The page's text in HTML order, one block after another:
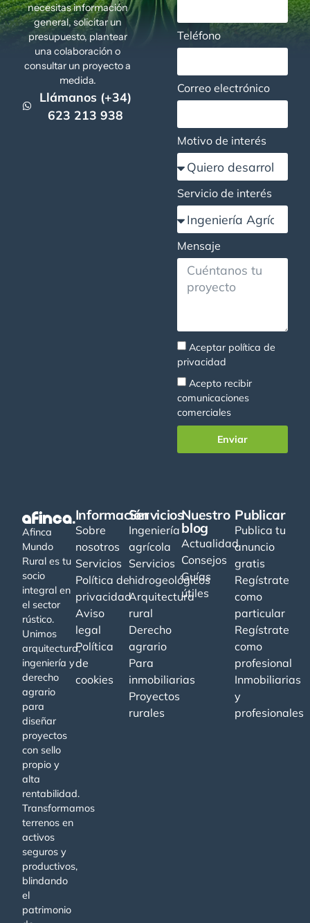
necesitas información
general, solicitar un
presupuesto, plantear
una colaboración o
consultar un proyecto a
medida.
Llámanos (+34)
623 213 938
Teléfono
Correo electrónico
Motivo de interés
Servicio de interés
Mensaje
Aceptar política de
privacidad
Acepto recibir
comunicaciones
comerciales
Enviar
Afinca
Mundo
Rural es tu
socio
integral en
el sector
rústico.
Unimos
arquitectura,
ingeniería y
derecho
agrario
para
diseñar
proyectos
con sello
propio y
alta
rentabilidad.
Transformamos
terrenos en
activos
seguros y
productivos,
blindando
el
patrimonio
Información
Sobre
nosotros
Servicios
Política de
privacidad
Aviso
legal
Política
de
cookies
Servicios
Ingeniería
agrícola
Servicios
hidrogeológicos
Arquitectura
rural
Derecho
agrario
Para
inmobiliarias
Proyectos
rurales
Nuestro
blog
Actualidad
Consejos
Guías
útiles
Publicar
Publica tu
anuncio
gratis
Regístrate
como
particular
Regístrate
como
profesional
Inmobiliarias
y
profesionales